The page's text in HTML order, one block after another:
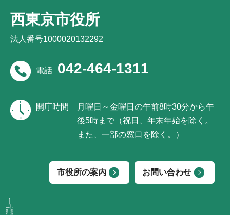
西東京市役所
法人番号1000020132292
電話 042-464-1311
開庁時間
月曜日～金曜日の午前8時30分から午
後5時まで（祝日、年末年始を除く。
また、一部の窓口を除く。）
市役所の案内 お問い合わせ